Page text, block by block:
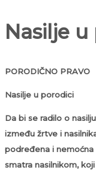
Nasilje
PORODIČNO PRAVO
Nasilje u porodici
Da bi se radilo o
između žrtve i
podređena i
smatra nasilnikom,